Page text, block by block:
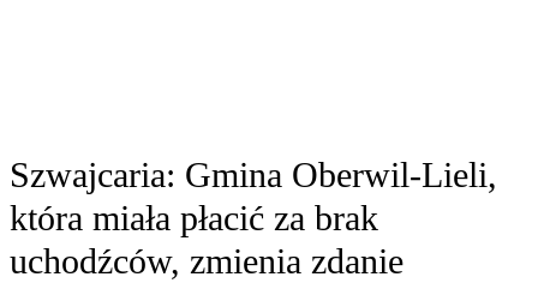
Szwajcaria: Gmina Oberwil-Lieli,
która miała płacić za brak
uchodźców, zmienia zdanie